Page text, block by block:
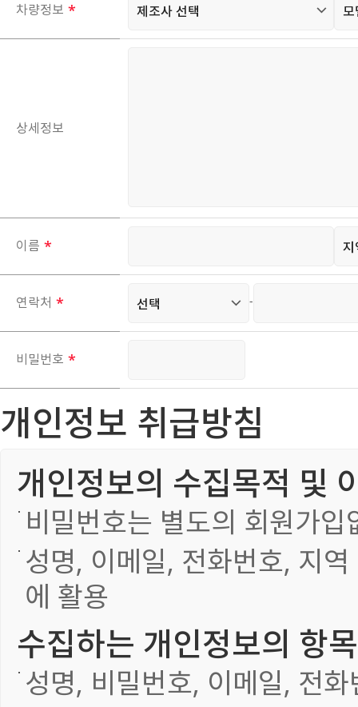
차량정보
상세정보
이름
연락처 -
비밀번호
개인정보 취급방침
개인정보의 수집목적 및
비밀번호는 별도의 회원가
성명, 이메일, 전화번호, 지
에 활용
수집하는 개인정보의 항목
성명, 비밀번호, 이메일, 전